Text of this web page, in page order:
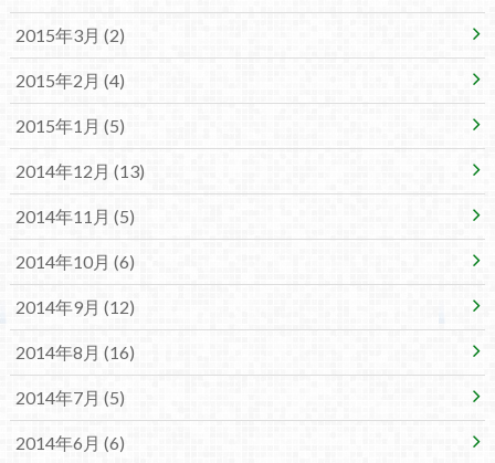
2015年3月 (2)
2015年2月 (4)
2015年1月 (5)
2014年12月 (13)
2014年11月 (5)
2014年10月 (6)
2014年9月 (12)
2014年8月 (16)
2014年7月 (5)
2014年6月 (6)